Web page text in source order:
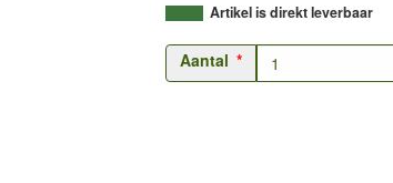
Artikel is direkt leverbaar
Aantal